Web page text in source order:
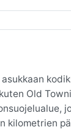
Old
kilometrien